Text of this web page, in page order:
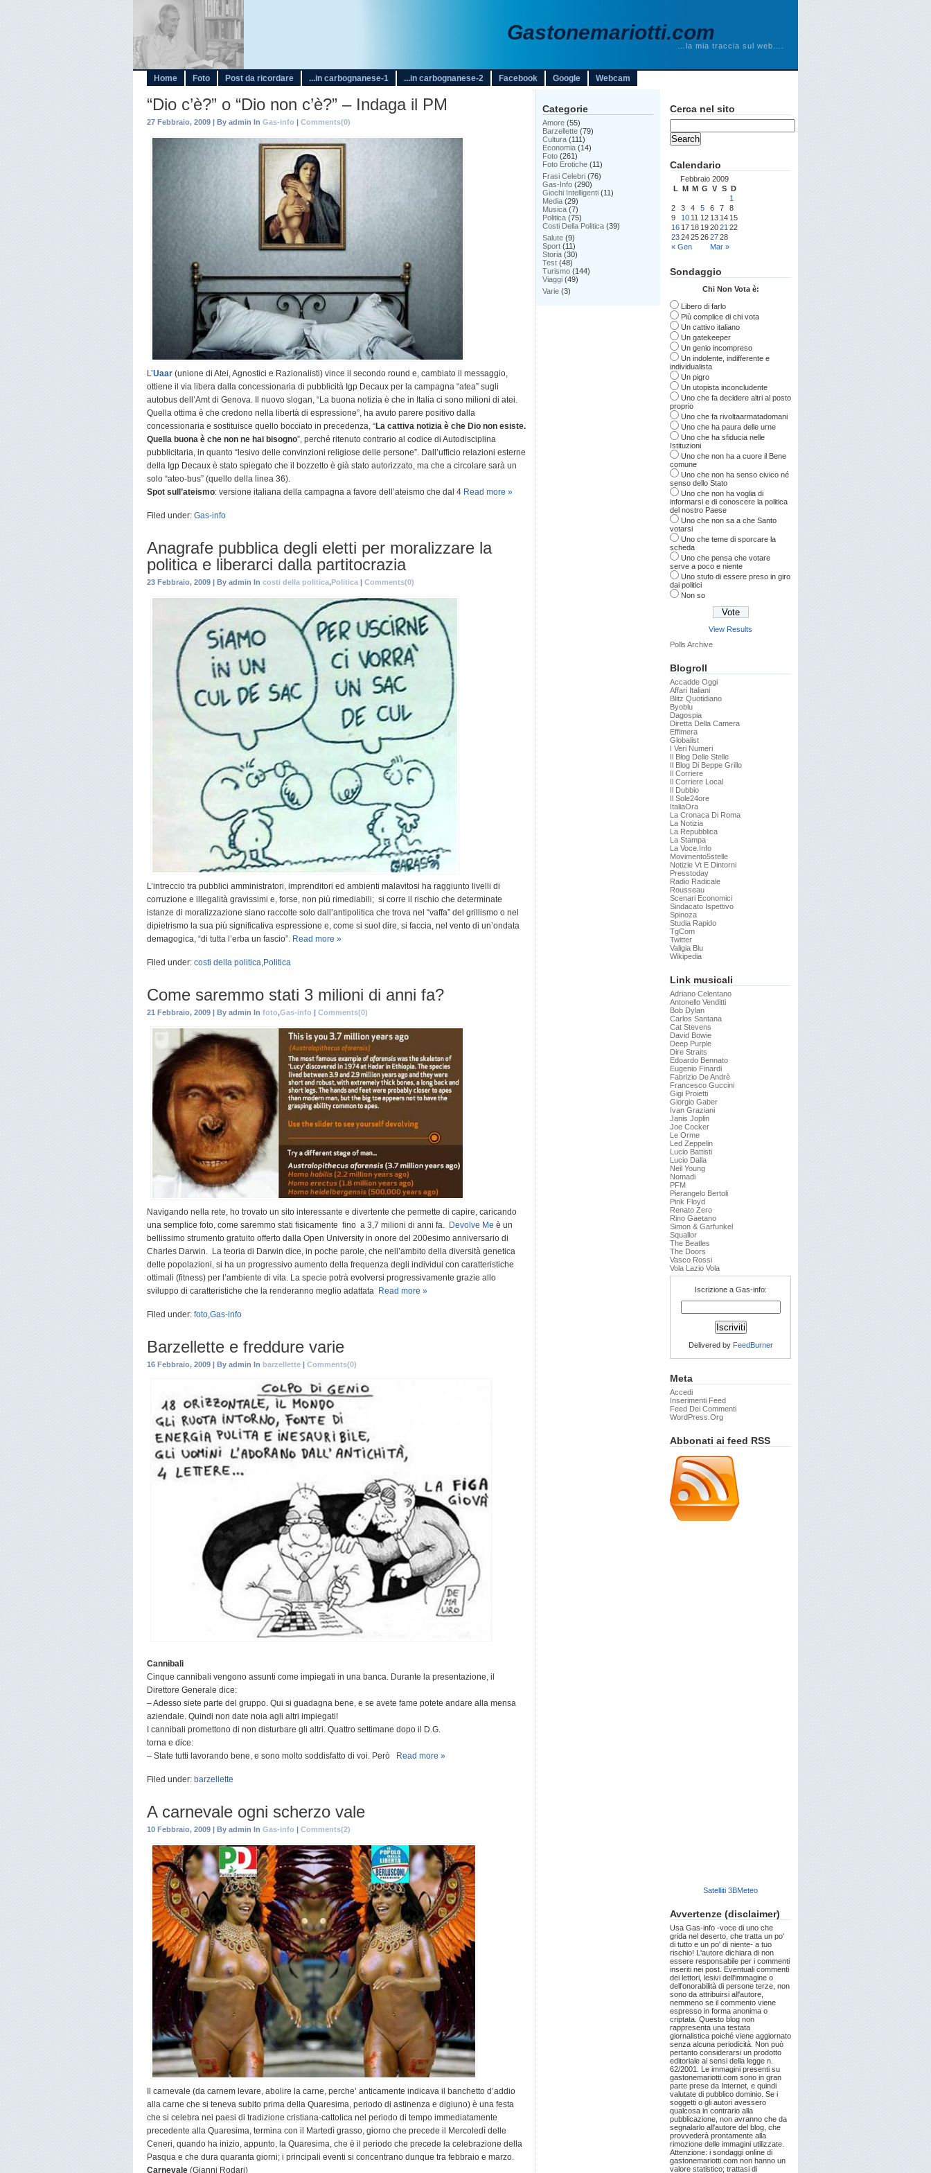
Gastonemariotti.com
…la mia traccia sul web….
Home Foto Post da ricordare ...in carbognanese-1 ...in carbognanese-2 Facebook Google Webcam
“Dio c’è?” o “Dio non c’è?” – Indaga il PM
27 Febbraio, 2009 | By admin In Gas-info | Comments(0)
L’Uaar (unione di Atei, Agnostici e Razionalisti) vince il secondo round e, cambiato il messaggio,
ottiene il via libera dalla concessionaria di pubblicità Igp Decaux per la campagna “atea” sugli
autobus dell’Amt di Genova. Il nuovo slogan, “La buona notizia è che in Italia ci sono milioni di atei.
Quella ottima è che credono nella libertà di espressione”, ha avuto parere positivo dalla
concessionaria e sostituisce quello bocciato in precedenza, “La cattiva notizia è che Dio non esiste.
Quella buona è che non ne hai bisogno”, perché ritenuto contrario al codice di Autodisciplina
pubblicitaria, in quanto “lesivo delle convinzioni religiose delle persone”. Dall’ufficio relazioni esterne
della Igp Decaux è stato spiegato che il bozzetto è già stato autorizzato, ma che a circolare sarà un
solo “ateo-bus” (quello della linea 36).
Spot sull’ateismo: versione italiana della campagna a favore dell’ateismo che dal 4 Read more »
Filed under: Gas-info
Anagrafe pubblica degli eletti per moralizzare la
politica e liberarci dalla partitocrazia
23 Febbraio, 2009 | By admin In costi della politica,Politica | Comments(0)
L’intreccio tra pubblici amministratori, imprenditori ed ambienti malavitosi ha raggiunto livelli di
corruzione e illegalità gravissimi e, forse, non più rimediabili; si corre il rischio che determinate
istanze di moralizzazione siano raccolte solo dall’antipolitica che trova nel “vaffa” del grillismo o nel
dipietrismo la sua più significativa espressione e, come si suol dire, si faccia, nel vento di un’ondata
demagogica, “di tutta l’erba un fascio”. Read more »
Filed under: costi della politica,Politica
Come saremmo stati 3 milioni di anni fa?
21 Febbraio, 2009 | By admin In foto,Gas-info | Comments(0)
Navigando nella rete, ho trovato un sito interessante e divertente che permette di capire, caricando
una semplice foto, come saremmo stati fisicamente fino a 3,7 milioni di anni fa. Devolve Me è un
bellissimo strumento gratuito offerto dalla Open University in onore del 200esimo anniversario di
Charles Darwin. La teoria di Darwin dice, in poche parole, che nell’ambito della diversità genetica
delle popolazioni, si ha un progressivo aumento della frequenza degli individui con caratteristiche
ottimali (fitness) per l’ambiente di vita. La specie potrà evolversi progressivamente grazie allo
sviluppo di caratteristiche che la renderanno meglio adattata Read more »
Filed under: foto,Gas-info
Barzellette e freddure varie
16 Febbraio, 2009 | By admin In barzellette | Comments(0)
Cannibali
Cinque cannibali vengono assunti come impiegati in una banca. Durante la presentazione, il
Direttore Generale dice:
– Adesso siete parte del gruppo. Qui si guadagna bene, e se avete fame potete andare alla mensa
aziendale. Quindi non date noia agli altri impiegati!
I cannibali promettono di non disturbare gli altri. Quattro settimane dopo il D.G.
torna e dice:
– State tutti lavorando bene, e sono molto soddisfatto di voi. Però
Read more »
Filed under: barzellette
A carnevale ogni scherzo vale
10 Febbraio, 2009 | By admin In Gas-info | Comments(2)
Il carnevale (da carnem levare, abolire la carne, perche’ anticamente indicava il banchetto d’addio
alla carne che si teneva subito prima della Quaresima, periodo di astinenza e digiuno) è una festa
che si celebra nei paesi di tradizione cristiana-cattolica nel periodo di tempo immediatamente
precedente alla Quaresima, termina con il Martedì grasso, giorno che precede il Mercoledì delle
Ceneri, quando ha inizio, appunto, la Quaresima, che è il periodo che precede la celebrazione della
Pasqua e che dura quaranta giorni; i principali eventi si concentrano dunque tra febbraio e marzo.
Carnevale (Gianni Rodari)
Categorie
Amore (55)
Barzellette (79)
Cultura (111)
Economia (14)
Foto (261)
Foto Erotiche (11)
Frasi Celebri (76)
Gas-Info (290)
Giochi Intelligenti (11)
Media (29)
Musica (7)
Politica (75)
Costi Della Politica (39)
Salute (9)
Sport (11)
Storia (30)
Test (48)
Turismo (144)
Viaggi (49)
Varie (3)
Cerca nel sito
Calendario
Febbraio 2009
L M M G V S D
« Gen Mar »
1
2
3 4 5 6 7
8
9
10 11 12 13 14 15
16 17 18 192021 22
232425262728
Sondaggio
Chi Non Vota è:
Libero di farlo
Più complice di chi vota
Un cattivo italiano
Un gatekeeper
Un genio incompreso
Un indolente, indifferente e
individualista
Un pigro
Un utopista inconcludente
Uno che fa decidere altri al posto
proprio
Uno che fa rivoltaarmatadomani
Uno che ha paura delle urne
Uno che ha sfiducia nelle
Istituzioni
Uno che non ha a cuore il Bene
comune
Uno che non ha senso civico né
senso dello Stato
Uno che non ha voglia di
informarsi e di conoscere la politica
del nostro Paese
Uno che non sa a che Santo
votarsi
Uno che teme di sporcare la
scheda
Uno che pensa che votare
serve a poco e niente
Uno stufo di essere preso in giro
dai politici
Non so
View Results
Polls Archive
Blogroll
Accadde Oggi
Affari Italiani
Blitz Quotidiano
Byoblu
Dagospia
Diretta Della Camera
Effimera
Globalist
I Veri Numeri
Il Blog Delle Stelle
Il Blog Di Beppe Grillo
Il Corriere
Il Corriere Local
Il Dubbio
Il Sole24ore
ItaliaOra
La Cronaca Di Roma
La Notizia
La Repubblica
La Stampa
La Voce.info
Movimento5stelle
Notizie Vt E Dintorni
Presstoday
Radio Radicale
Rousseau
Scenari Economici
Sindacato Ispettivo
Spinoza
Studia Rapido
TgCom
Twitter
Valigia Blu
Wikipedia
Link musicali
Adriano Celentano
Antonello Venditti
Bob Dylan
Carlos Santana
Cat Stevens
David Bowie
Deep Purple
Dire Straits
Edoardo Bennato
Eugenio Finardi
Fabrizio De Andrè
Francesco Guccini
Gigi Proietti
Giorgio Gaber
Ivan Graziani
Janis Joplin
Joe Cocker
Le Orme
Led Zeppelin
Lucio Battisti
Lucio Dalla
Neil Young
Nomadi
PFM
Pierangelo Bertoli
Pink Floyd
Renato Zero
Rino Gaetano
Simon & Garfunkel
Squallor
The Beatles
The Doors
Vasco Rossi
Vola Lazio Vola
Iscrizione a Gas-info:
Delivered by FeedBurner
Meta
Accedi
Inserimenti Feed
Feed Dei Commenti
WordPress.org
Abbonati ai feed RSS
Satelliti 3BMeteo
Avvertenze (disclaimer)
Usa Gas-info -voce di uno che
grida nel deserto, che tratta un po'
di tutto e un po' di niente- a tuo
rischio! L'autore dichiara di non
essere responsabile per i commenti
inseriti nei post. Eventuali commenti
dei lettori, lesivi dell'immagine o
dell'onorabilità di persone terze, non
sono da attribuirsi all'autore,
nemmeno se il commento viene
espresso in forma anonima o
criptata. Questo blog non
rappresenta una testata
giornalistica poiché viene aggiornato
senza alcuna periodicità. Non può
pertanto considerarsi un prodotto
editoriale ai sensi della legge n.
62/2001. Le immagini presenti su
gastonemariotti.com sono in gran
parte prese da Internet, e quindi
valutate di pubblico dominio. Se i
soggetti o gli autori avessero
qualcosa in contrario alla
pubblicazione, non avranno che da
segnalarlo all'autore del blog, che
provvederà prontamente alla
rimozione delle immagini utilizzate.
Attenzione: i sondaggi online di
gastonemariotti.com non hanno un
valore statistico; trattasi di